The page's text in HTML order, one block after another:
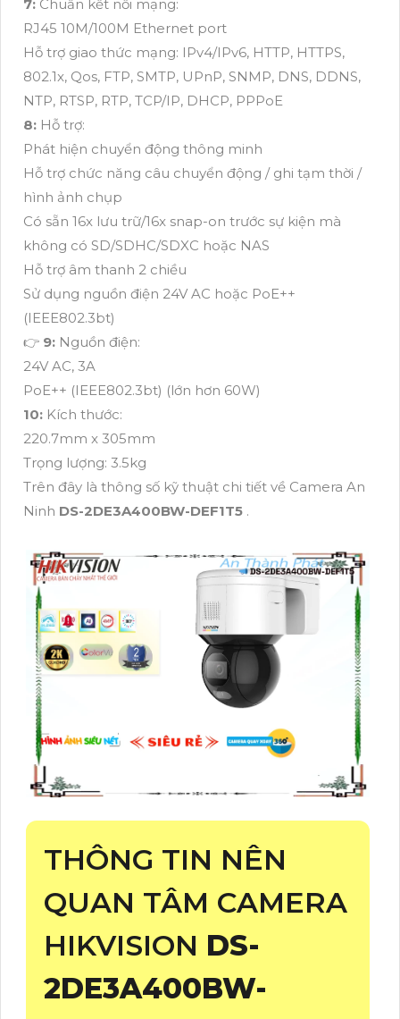
7: Chuẩn kết nối mạng:
RJ45 10M/100M Ethernet port
Hỗ trợ giao thức mạng: IPv4/IPv6, HTTP, HTTPS,
802.1x, Qos, FTP, SMTP, UPnP, SNMP, DNS, DDNS,
NTP, RTSP, RTP, TCP/IP, DHCP, PPPoE
8: Hỗ trợ:
Phát hiện chuyển động thông minh
Hỗ trợ chức năng câu chuyển động / ghi tạm thời /
hình ảnh chụp
Có sẵn 16x lưu trữ/16x snap-on trước sự kiện mà
không có SD/SDHC/SDXC hoặc NAS
Hỗ trợ âm thanh 2 chiều
Sử dụng nguồn điện 24V AC hoặc PoE++
(IEEE802.3bt)
👉 9: Nguồn điện:
24V AC, 3A
PoE++ (IEEE802.3bt) (lớn hơn 60W)
10: Kích thước:
220.7mm x 305mm
Trọng lượng: 3.5kg
Trên đây là thông số kỹ thuật chi tiết về Camera An
Ninh DS-2DE3A400BW-DEF1T5 .
THÔNG TIN NÊN
QUAN TÂM CAMERA
HIKVISION DS-
2DE3A400BW-